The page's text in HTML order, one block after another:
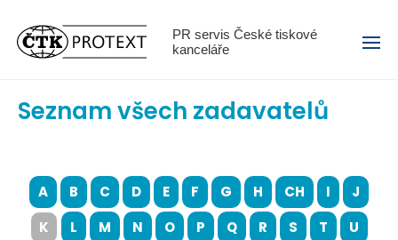
PR servis České tiskové
kanceláře
Menu
Seznam všech zadavatelů
A B C D E F G H CH I
J
K
L M N O P Q R S T
U